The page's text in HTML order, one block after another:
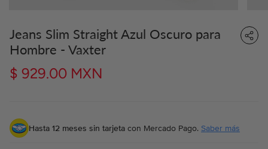
Jeans Slim Straight Azul Oscuro para
Hombre - Vaxter
$ 929.00 MXN
Hasta 12 meses sin tarjeta con Mercado Pago. Saber más